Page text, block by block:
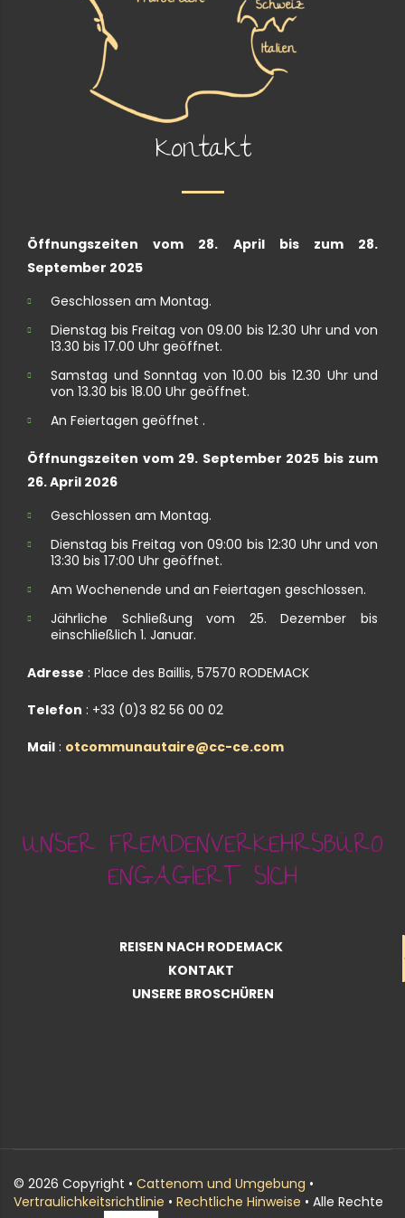
Kontakt
Öffnungszeiten vom 28. April bis zum 28.
September 2025
Geschlossen am Montag.
Dienstag bis Freitag von 09.00 bis 12.30 Uhr und von
13.30 bis 17.00 Uhr geöffnet.
Samstag und Sonntag von 10.00 bis 12.30 Uhr und
von 13.30 bis 18.00 Uhr geöffnet.
An Feiertagen geöffnet .
Öffnungszeiten vom 29. September 2025 bis zum
26. April 2026
Geschlossen am Montag.
Dienstag bis Freitag von 09:00 bis 12:30 Uhr und von
13:30 bis 17:00 Uhr geöffnet.
Am Wochenende und an Feiertagen geschlossen.
Jährliche Schließung vom 25. Dezember bis
einschließlich 1. Januar.
Adresse : Place des Baillis, 57570 RODEMACK
Telefon : +33 (0)3 82 56 00 02
Mail : otcommunautaire@cc-ce.com
UNSER FREMDENVERKEHRSBÜRO
ENGAGIERT SICH
REISEN NACH RODEMACK
KONTAKT
UNSERE BROSCHÜREN
© 2026 Copyright • Cattenom und Umgebung •
Vertraulichkeitsrichtlinie • Rechtliche Hinweise • Alle Rechte